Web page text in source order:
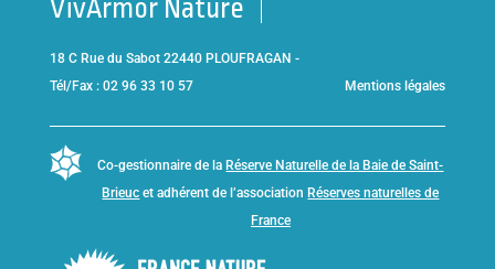
VivArmor Nature
18 C Rue du Sabot 22440 PLOUFRAGAN -
Tél/Fax : 02 96 33 10 57
Mentions légales
Co-gestionnaire de la Réserve Naturelle de la Baie de Saint-
Brieuc et adhérent de l’association Réserves naturelles de
France